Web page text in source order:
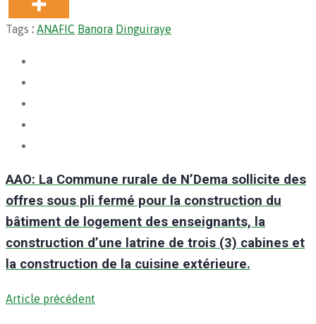
Tags : ANAFIC Banora Dinguiraye
AAO: La Commune rurale de N’Dema sollicite des
offres sous pli fermé pour la construction du
bâtiment de logement des enseignants, la
construction d’une latrine de trois (3) cabines et
la construction de la cuisine extérieure.
Article précédent